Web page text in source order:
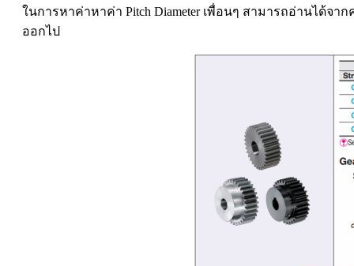
ในการหาค่าหาค่า Pitch Diameter เพื่อนๆ สามารถอ่านได้จ
ออกไป